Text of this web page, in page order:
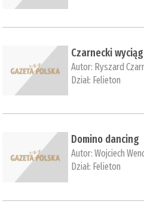
Czarnecki
Autor: Ryszard
Dział: Felieton
Domino dancing
Autor:Wojciech
Dział: Felieton